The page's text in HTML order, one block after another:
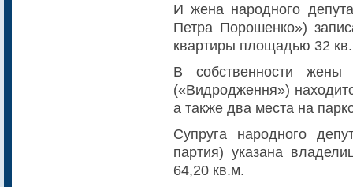
И жена народного
Петра Порошенко»)
квартиры площадью 32
В собственности жены
(«Видродження»)
а также два места на
Супруга народного
партия) указана
64,20 кв.м.